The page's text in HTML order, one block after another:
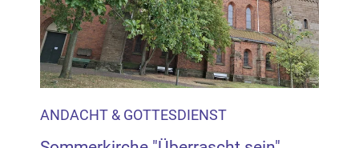
ANDACHT & GOTTESDIENST